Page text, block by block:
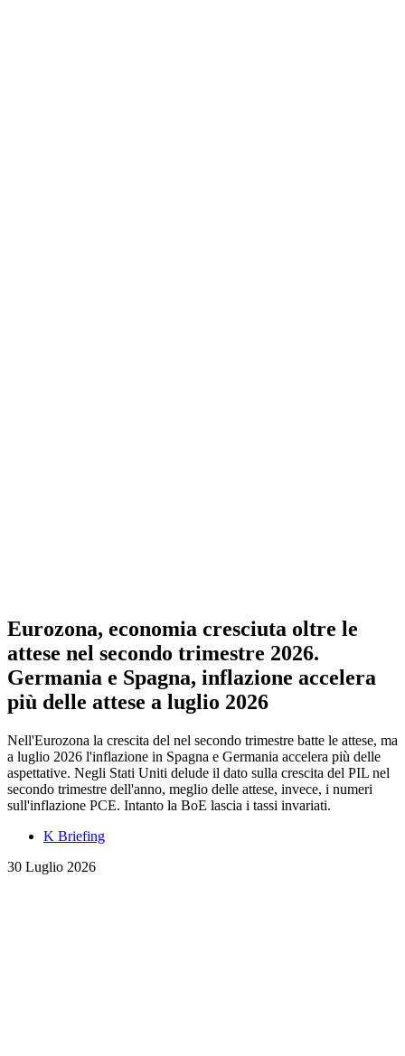
Eurozona, economia cresciuta oltre le
attese nel secondo trimestre 2026.
Germania e Spagna, inflazione accelera
più delle attese a luglio 2026
Nell'Eurozona la crescita del nel secondo trimestre batte le attese, ma
a luglio 2026 l'inflazione in Spagna e Germania accelera più delle
aspettative. Negli Stati Uniti delude il dato sulla crescita del PIL nel
secondo trimestre dell'anno, meglio delle attese, invece, i numeri
sull'inflazione PCE. Intanto la BoE lascia i tassi invariati.
K Briefing
30 Luglio 2026